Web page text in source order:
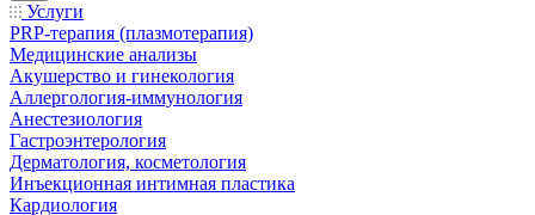
Услуги
PRP-терапия (плазмотерапия)
Медицинские анализы
Акушерство и гинекология
Аллергология-иммунология
Анестезиология
Гастроэнтерология
Дерматология, косметология
Инъекционная интимная пластика
Кардиология